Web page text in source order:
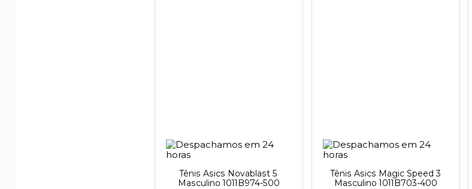
Tênis Asics Novablast 5
Masculino 1011B974-500
Tênis Asics Magic Speed 3
Masculino 1011B703-400